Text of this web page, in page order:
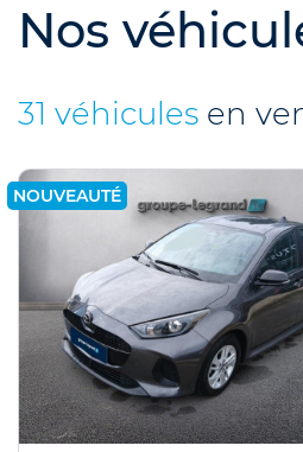
Nos
31 véhicules en
NOUVEAUTÉ